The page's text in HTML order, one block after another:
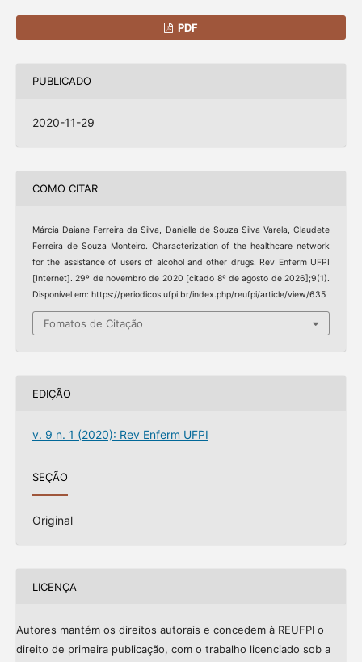
PDF
PUBLICADO
2020-11-29
COMO CITAR
Márcia Daiane Ferreira da Silva, Danielle de Souza Silva Varela, Claudete
Ferreira de Souza Monteiro. Characterization of the healthcare network
for the assistance of users of alcohol and other drugs. Rev Enferm UFPI
[Internet]. 29º de novembro de 2020 [citado 8º de agosto de 2026];9(1).
Disponível em: https://periodicos.ufpi.br/index.php/reufpi/article/view/635
Fomatos de Citação
EDIÇÃO
v. 9 n. 1 (2020): Rev Enferm UFPI
SEÇÃO
Original
LICENÇA
Autores mantém os direitos autorais e concedem à REUFPI o
direito de primeira publicação, com o trabalho licenciado sob a